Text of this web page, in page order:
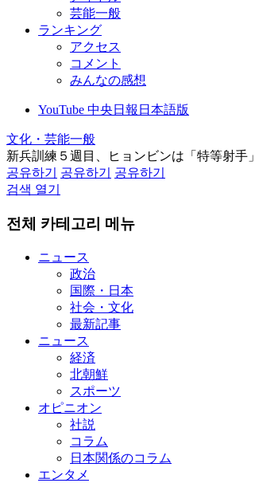
芸能一般
ランキング
アクセス
コメント
みんなの感想
YouTube 中央日報日本語版
文化・芸能一般
新兵訓練５週目、ヒョンビンは「特等射手」
공유하기
공유하기
공유하기
검색 열기
전체 카테고리 메뉴
ニュース
政治
国際・日本
社会・文化
最新記事
ニュース
経済
北朝鮮
スポーツ
オピニオン
社説
コラム
日本関係のコラム
エンタメ